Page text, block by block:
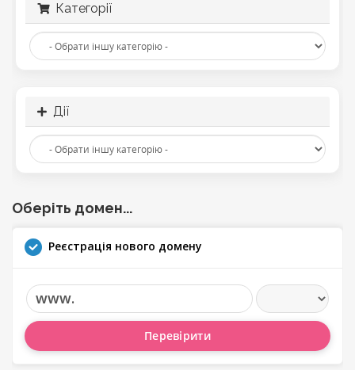
Категорії
Дії
Оберіть домен...
Реєстрація нового домену
www.
Перевірити